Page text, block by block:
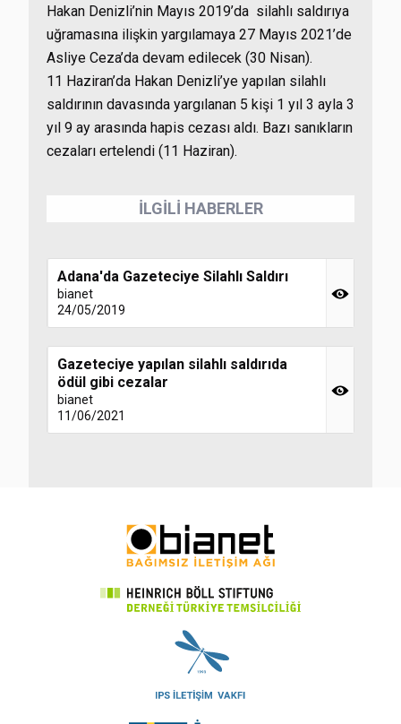
Hakan Denizli’nin Mayıs 2019’da silahlı saldırıya
uğramasına ilişkin yargılamaya 27 Mayıs 2021’de
Asliye Ceza’da devam edilecek (30 Nisan).
11 Haziran’da Hakan Denizli’ye yapılan silahlı
saldırının davasında yargılanan 5 kişi 1 yıl 3 ayla 3
yıl 9 ay arasında hapis cezası aldı. Bazı sanıkların
cezaları ertelendi (11 Haziran).
İLGİLİ HABERLER
Adana'da Gazeteciye Silahlı Saldırı
bianet
24/05/2019
Gazeteciye yapılan silahlı saldırıda
ödül gibi cezalar
bianet
11/06/2021